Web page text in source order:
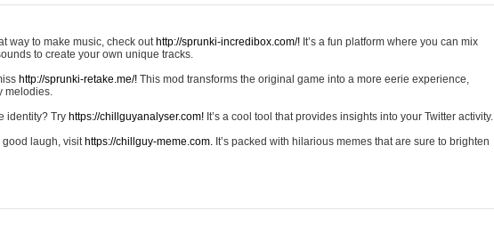
way to make music, check out http://sprunki-incredibox.com/! It’s a fun platform where you can mix
to create your own unique tracks.
http://sprunki-retake.me/! This mod transforms the original game into a more eerie experience,
melodies.
identity? Try https://chillguyanalyser.com! It’s a cool tool that provides insights into your Twitter activity.
good laugh, visit https://chillguy-meme.com. It’s packed with hilarious memes that are sure to brighten